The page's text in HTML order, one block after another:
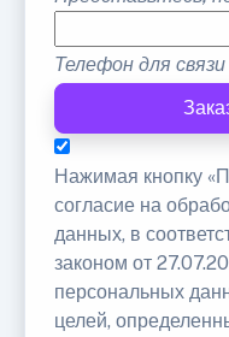
Телефон для связи
Нажимая кнопку
согласие на
данных, в
законом от
персональных
целей,